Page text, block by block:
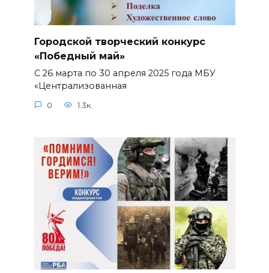
Городской творческий конкурс
«Победный май»
С 26 марта по 30 апреля 2025 года МБУ
«Централизованная
0 1.3к.